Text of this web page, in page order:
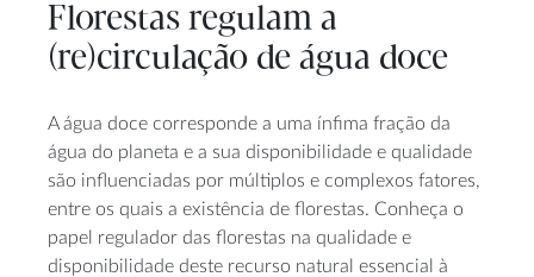
Florestas regulam a
(re)circulação de água doce
A água doce corresponde a uma ínfima fração da
água do planeta e a sua disponibilidade e qualidade
são influenciadas por múltiplos e complexos fatores,
entre os quais a existência de florestas. Conheça o
papel regulador das florestas na qualidade e
disponibilidade deste recurso natural essencial à